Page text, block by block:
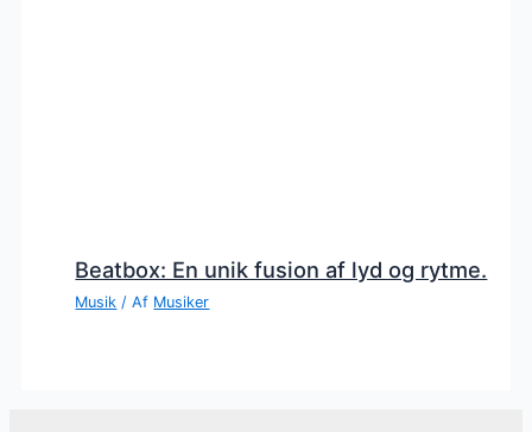
Beatbox: En unik fusion af lyd og rytme.
Musik / Af Musiker